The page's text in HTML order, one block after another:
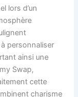
lors d’un
personnaliser
ainsi une
Swap,
cette
charisme